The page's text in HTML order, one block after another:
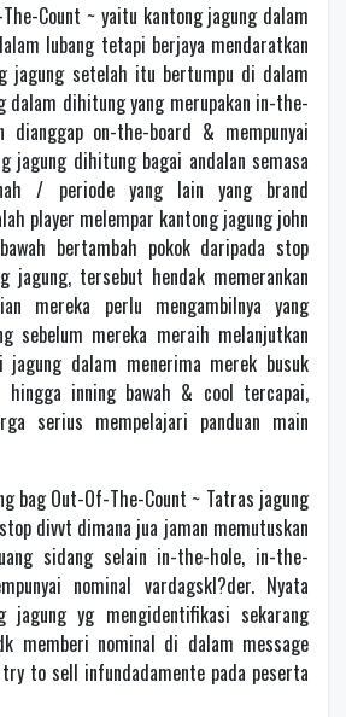
Count ~ yaitu kantong jagung dalam
lubang tetapi berjaya mendaratkan
jagung setelah itu bertumpu di dalam
dalam dihitung yang merupakan in-the-
dianggap on-the-board & mempunyai
jagung dihitung bagai andalan semasa
/ periode yang lain yang brand
player melempar kantong jagung john
bertambah pokok daripada stop
jagung, tersebut hendak memerankan
mereka perlu mengambilnya yang
sebelum mereka meraih melanjutkan
jagung dalam menerima merek busuk
hingga inning bawah & cool tercapai,
serius mempelajari panduan main
bag Out-Of-The-Count ~ Tatras jagung
divvt dimana jua jaman memutuskan
sidang selain in-the-hole, in-the-
nominal vardagskl?der. Nyata
jagung yg mengidentifikasi sekarang
memberi nominal di dalam message
to sell infundadamente pada peserta